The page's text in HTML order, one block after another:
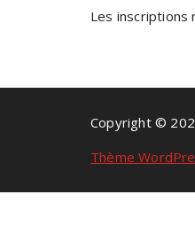
Les inscriptions
Copyright ©
Thème